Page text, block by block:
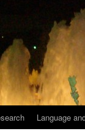
Language